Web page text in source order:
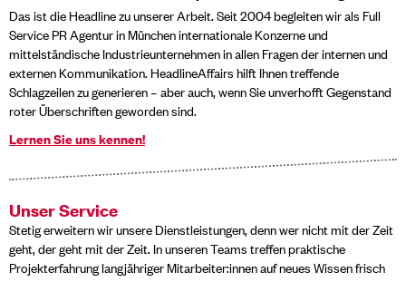
Das ist die Headline zu unserer Arbeit. Seit 2004 begleiten wir als Full
Service PR Agentur in München internationale Konzerne und
mittelständische Industrieunternehmen in allen Fragen der internen und
externen Kommunikation. HeadlineAffairs hilft Ihnen treffende
Schlagzeilen zu generieren – aber auch, wenn Sie unverhofft Gegenstand
roter Überschriften geworden sind.
Lernen Sie uns kennen!
Unser Service
Stetig erweitern wir unsere Dienstleistungen, denn wer nicht mit der Zeit
geht, der geht mit der Zeit. In unseren Teams treffen praktische
Projekterfahrung langjähriger Mitarbeiter:innen auf neues Wissen frisch